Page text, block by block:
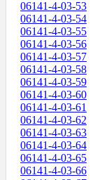
06141-4-03-53
06141-4-03-54
06141-4-03-55
06141-4-03-56
06141-4-03-57
06141-4-03-58
06141-4-03-59
06141-4-03-60
06141-4-03-61
06141-4-03-62
06141-4-03-63
06141-4-03-64
06141-4-03-65
06141-4-03-66